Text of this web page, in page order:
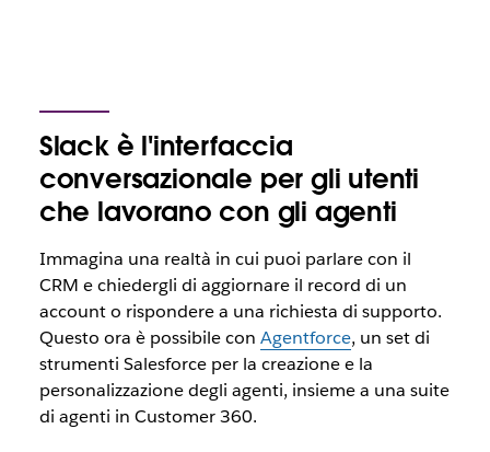
Slack è l'interfaccia
conversazionale per gli utenti
che lavorano con gli agenti
Immagina una realtà in cui puoi parlare con il
CRM e chiedergli di aggiornare il record di un
account o rispondere a una richiesta di supporto.
Questo ora è possibile con Agentforce, un set di
strumenti Salesforce per la creazione e la
personalizzazione degli agenti, insieme a una suite
di agenti in Customer 360.